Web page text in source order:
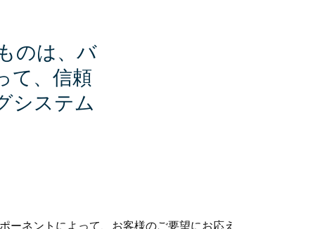
のは、バ
て、信頼
システム
ーネントによって、お客様のご要望にお応え